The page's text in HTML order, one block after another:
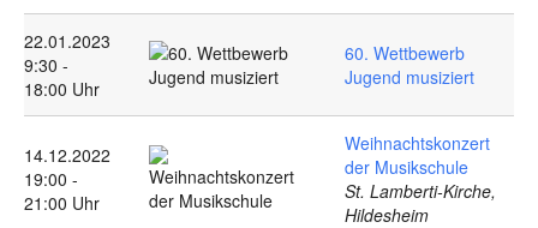
22.01.2023
9:30 -
18:00 Uhr
60. Wettbewerb
Jugend musiziert
14.12.2022
19:00 -
21:00 Uhr
Weihnachtskonzert
der Musikschule
St. Lamberti-Kirche,
Hildesheim